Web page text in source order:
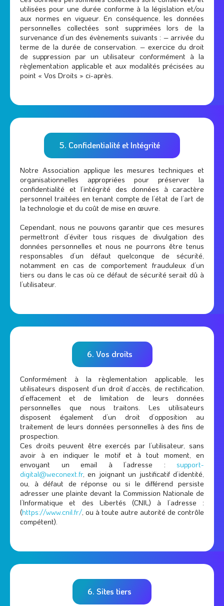
utilisées pour une durée conforme à la législation et/ou
aux normes en vigueur. En conséquence, les données
personnelles collectées sont supprimées lors de la
survenance d’un des évènements suivants : – arrivée du
terme de la durée de conservation. – exercice du droit
de suppression par un utilisateur conformément à la
règlementation applicable et aux modalités précisées au
point « Vos Droits » ci-après.
5. Confidentialité et Intégrité
Notre Association applique les mesures techniques et
organisationnelles appropriées pour préserver la
confidentialité et l’intégrité des données à caractère
personnel traitées en tenant compte de l’état de l’art de
la technologie et du coût de mise en œuvre.
Cependant, nous ne pouvons garantir que ces mesures
permettront d’éviter tous risques de divulgation des
données personnelles et nous ne pourrons être tenus
responsables d’un défaut quelconque de sécurité,
notamment en cas de comportement frauduleux d’un
tiers ou dans le cas où ce défaut de sécurité serait dû à
l’utilisateur.
6. Vos droits
Conformément à la règlementation applicable, les
utilisateurs disposent d’un droit d’accès, de rectification,
d’effacement et de limitation de leurs données
personnelles que nous traitons. Les utilisateurs
disposent également d’un droit d’opposition au
traitement de leurs données personnelles à des fins de
prospection.
Ces droits peuvent être exercés par l’utilisateur, sans
avoir à en indiquer le motif et à tout moment, en
envoyant un email à l’adresse : support-
digital@weconext.fr, en joignant un justificatif d’identité,
ou, à défaut de réponse ou si le différend persiste
adresser une plainte devant la Commission Nationale de
l’Informatique et des Libertés (CNIL) à l’adresse :
(https://www.cnil.fr/, ou à toute autre autorité de contrôle
compétent).
6. Sites tiers